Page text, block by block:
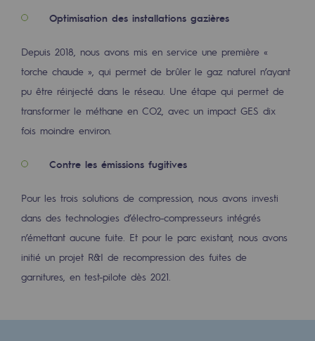
Optimisation des installations gazières
Depuis 2018, nous avons mis en service une première «
torche chaude », qui permet de brûler le gaz naturel n’ayant
pu être réinjecté dans le réseau. Une étape qui permet de
transformer le méthane en CO2, avec un impact GES dix
fois moindre environ.
Contre les émissions fugitives
Pour les trois solutions de compression, nous avons investi
dans des technologies d’électro-compresseurs intégrés
n’émettant aucune fuite. Et pour le parc existant, nous avons
initié un projet R&I de recompression des fuites de
garnitures, en test-pilote dès 2021.